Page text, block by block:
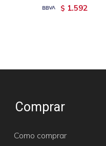
$ 1.592
Comprar
Como comprar